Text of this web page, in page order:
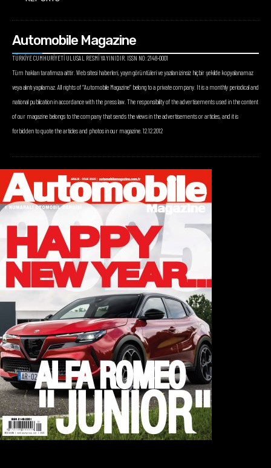
Automobile Magazine
TÜRKİYE CUMHURİYETİ ULUSAL RESMİ YAYINIDIR. ISSN NO: 2148-0001
Tüm hakları tarafımıza aittir. Web sitesi haberleri, yayın görüntüleri ve yazıları izinsiz hiçbir şekilde kopyalanamaz
veya alıntı yapılamaz. All rights of “Automobile Magazine” belong to a private company. It is a monthly periodical and
national publication in accordance with the press law. The responsibility of the advertisements used in the content
of our magazine belongs to the company that sends the views in the advertisements or articles, and it is
forbidden to quote the articles and photos in our magazine. 12.12.2012